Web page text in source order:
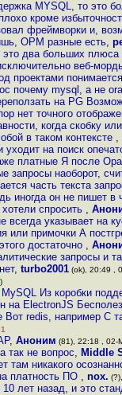
MYSQL, то это
кроме
фреймворки и,
ОРМ разные есть,
это два больших
веб-
проектами
почему mysql, а не
на PG
нет точного
когда скобку
в таком контексте ,
на поиск
платные Я после
запросы наоборот,
часть текста
иногда он не пишет в
спросить ,
всегда указывает на
или примочки А
достаточно ,
запросы и
, turbo2001 (ok), 20:49 ,
)
Из коробки
на ElectronJS
Вот redis, например С
, Аноним (81), 22:18 , 02-
так не вопрос, Middle
там никакого
платность ПО , nox.
лет назад, и это